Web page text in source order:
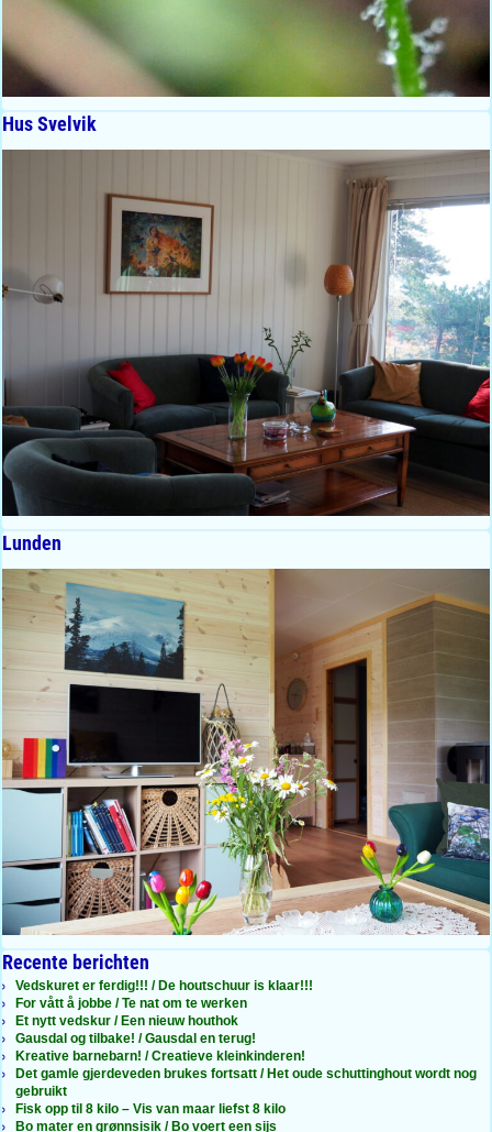
Hus Svelvik
Lunden
Recente berichten
Vedskuret er ferdig!!! / De houtschuur is klaar!!!
For vått å jobbe / Te nat om te werken
Et nytt vedskur / Een nieuw houthok
Gausdal og tilbake! / Gausdal en terug!
Kreative barnebarn! / Creatieve kleinkinderen!
Det gamle gjerdeveden brukes fortsatt / Het oude schuttinghout wordt nog
gebruikt
Fisk opp til 8 kilo – Vis van maar liefst 8 kilo
Bo mater en grønnsisik / Bo voert een sijs